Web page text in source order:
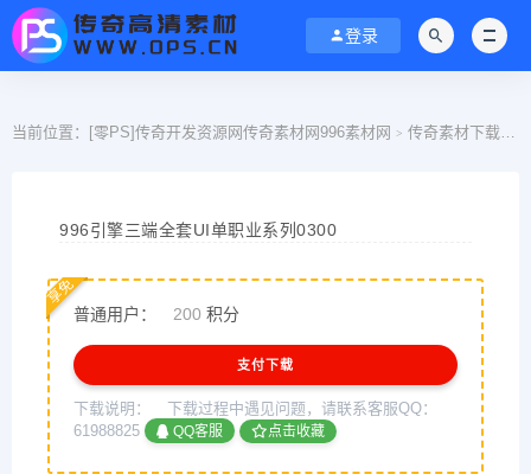
登录
当前位置： [零PS]传奇开发资源网传奇素材网996素材网 > 传奇素材下载
996引擎三端全套UI单职业系列0300
普通用户： 200 积分
享免
支付下载
下载说明：
下载过程中遇见问题，请联系客服QQ：
61988825
QQ客服 点击收藏